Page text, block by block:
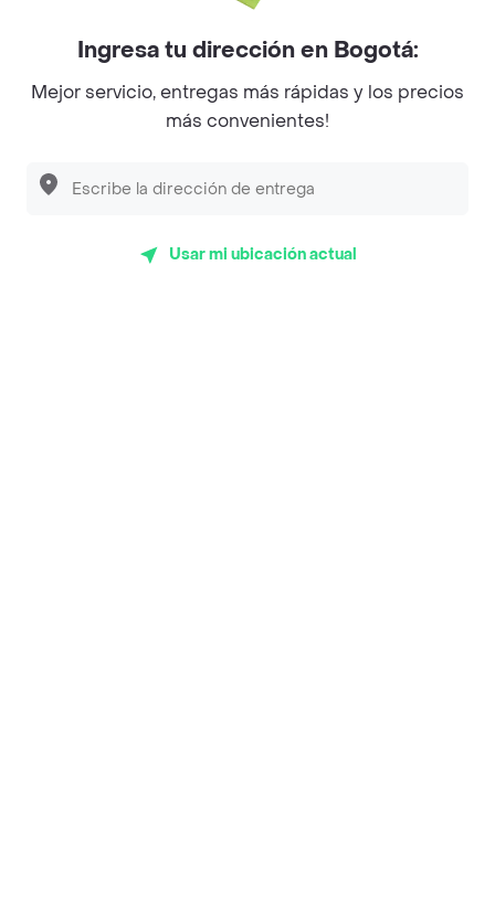
Myriam Camhi Co
Magnifique
Desayunadero de la 42
Ingresa tu dirección en Bogotá:
Mejor servicio, entregas más rápidas y los precios
más convenientes!
Usar mi ubicación actual